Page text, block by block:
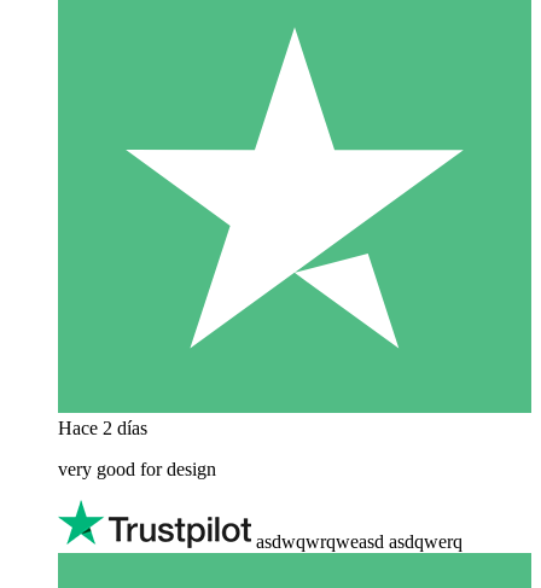
Hace 2 días
very good for design
asdwqwrqweasd asdqwerq